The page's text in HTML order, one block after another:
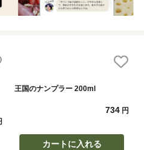
王国のナンプラー 200ml
734 円
カートに入れる